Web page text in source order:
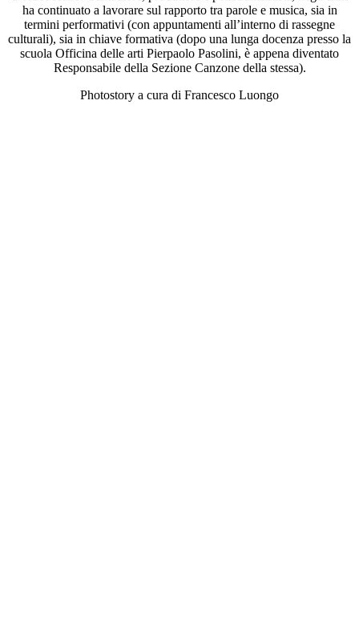
ha continuato a lavorare sul rapporto tra parole e musica, sia in
termini performativi (con appuntamenti all’interno di rassegne
culturali), sia in chiave formativa (dopo una lunga docenza presso la
scuola Officina delle arti Pierpaolo Pasolini, è appena diventato
Responsabile della Sezione Canzone della stessa).
Photostory a cura di Francesco Luongo